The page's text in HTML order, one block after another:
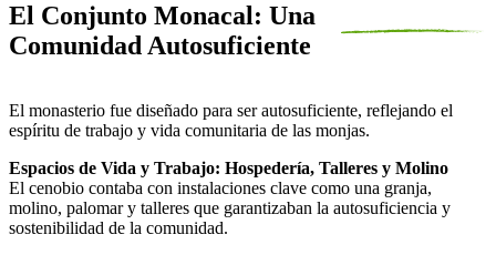
El Conjunto Monacal: Una
Comunidad Autosuficiente
El monasterio fue diseñado para ser autosuficiente, reflejando el
espíritu de trabajo y vida comunitaria de las monjas.
Espacios de Vida y Trabajo: Hospedería, Talleres y Molino
El cenobio contaba con instalaciones clave como una granja,
molino, palomar y talleres que garantizaban la autosuficiencia y
sostenibilidad de la comunidad.